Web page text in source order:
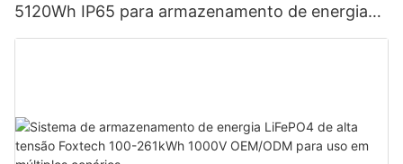
5120Wh IP65 para armazenamento de energia
em sistemas solares residenciais.